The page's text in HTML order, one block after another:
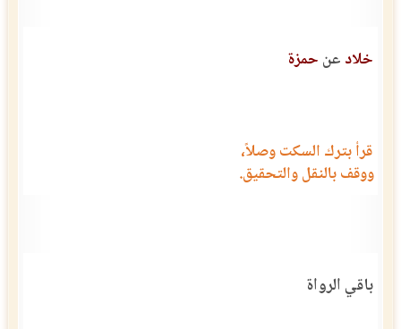
خلاد عن حمزة
قرأ بترك السكت وصلاً،
ووقف بالنقل والتحقيق.
باقي الرواة